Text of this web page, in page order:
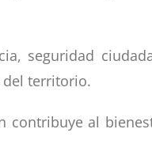
seguridad
del territorio.
contribuye al